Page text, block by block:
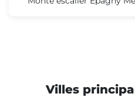
Villes